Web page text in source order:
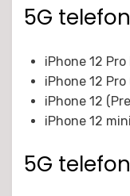
5G
iPhone 12
iPhone 12
iPhone 12
iPhone 12
5G